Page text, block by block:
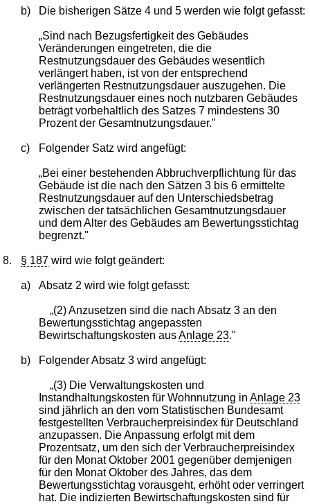
b) Die bisherigen Sätze 4 und 5 werden wie folgt gefasst:
„Sind nach Bezugsfertigkeit des Gebäudes
Veränderungen eingetreten, die die
Restnutzungsdauer des Gebäudes wesentlich
verlängert haben, ist von der entsprechend
verlängerten Restnutzungsdauer auszugehen. Die
Restnutzungsdauer eines noch nutzbaren Gebäudes
beträgt vorbehaltlich des Satzes 7 mindestens 30
Prozent der Gesamtnutzungsdauer."
c) Folgender Satz wird angefügt:
„Bei einer bestehenden Abbruchverpflichtung für das
Gebäude ist die nach den Sätzen 3 bis 6 ermittelte
Restnutzungsdauer auf den Unterschiedsbetrag
zwischen der tatsächlichen Gesamtnutzungsdauer
und dem Alter des Gebäudes am Bewertungsstichtag
begrenzt."
8. § 187 wird wie folgt geändert:
a) Absatz 2 wird wie folgt gefasst:
„(2) Anzusetzen sind die nach Absatz 3 an den
Bewertungsstichtag angepassten
Bewirtschaftungskosten ausAnlage 23."
b) Folgender Absatz 3 wird angefügt:
„(3) Die Verwaltungskosten und
Instandhaltungskosten für Wohnnutzung in Anlage 23
sind jährlich an den vom Statistischen Bundesamt
festgestellten Verbraucherpreisindex für Deutschland
anzupassen. Die Anpassung erfolgt mit dem
Prozentsatz, um den sich der Verbraucherpreisindex
für den Monat Oktober 2001 gegenüber demjenigen
für den Monat Oktober des Jahres, das dem
Bewertungsstichtag vorausgeht, erhöht oder verringert
hat. Die indizierten Bewirtschaftungskosten sind für